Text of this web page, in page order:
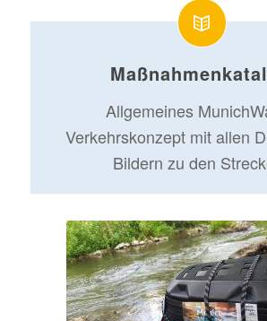
Allgemeines
Verkehrskonzept mit allen
Bildern zu den